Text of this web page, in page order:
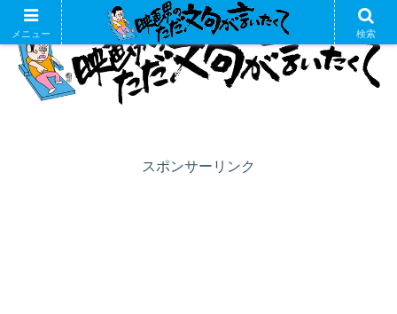
スポンサーリンク
メニュー 検索